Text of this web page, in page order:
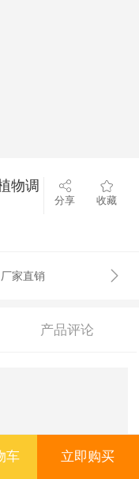
物调
分享 收藏
厂家直销
产品评论
车 立即购买